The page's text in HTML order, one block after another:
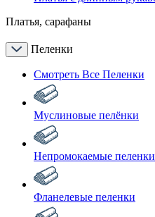
Платья, сарафаны
Пеленки
Смотреть Все Пеленки
Муслиновые пелёнки
Непромокаемые пеленки
Фланелевые пеленки